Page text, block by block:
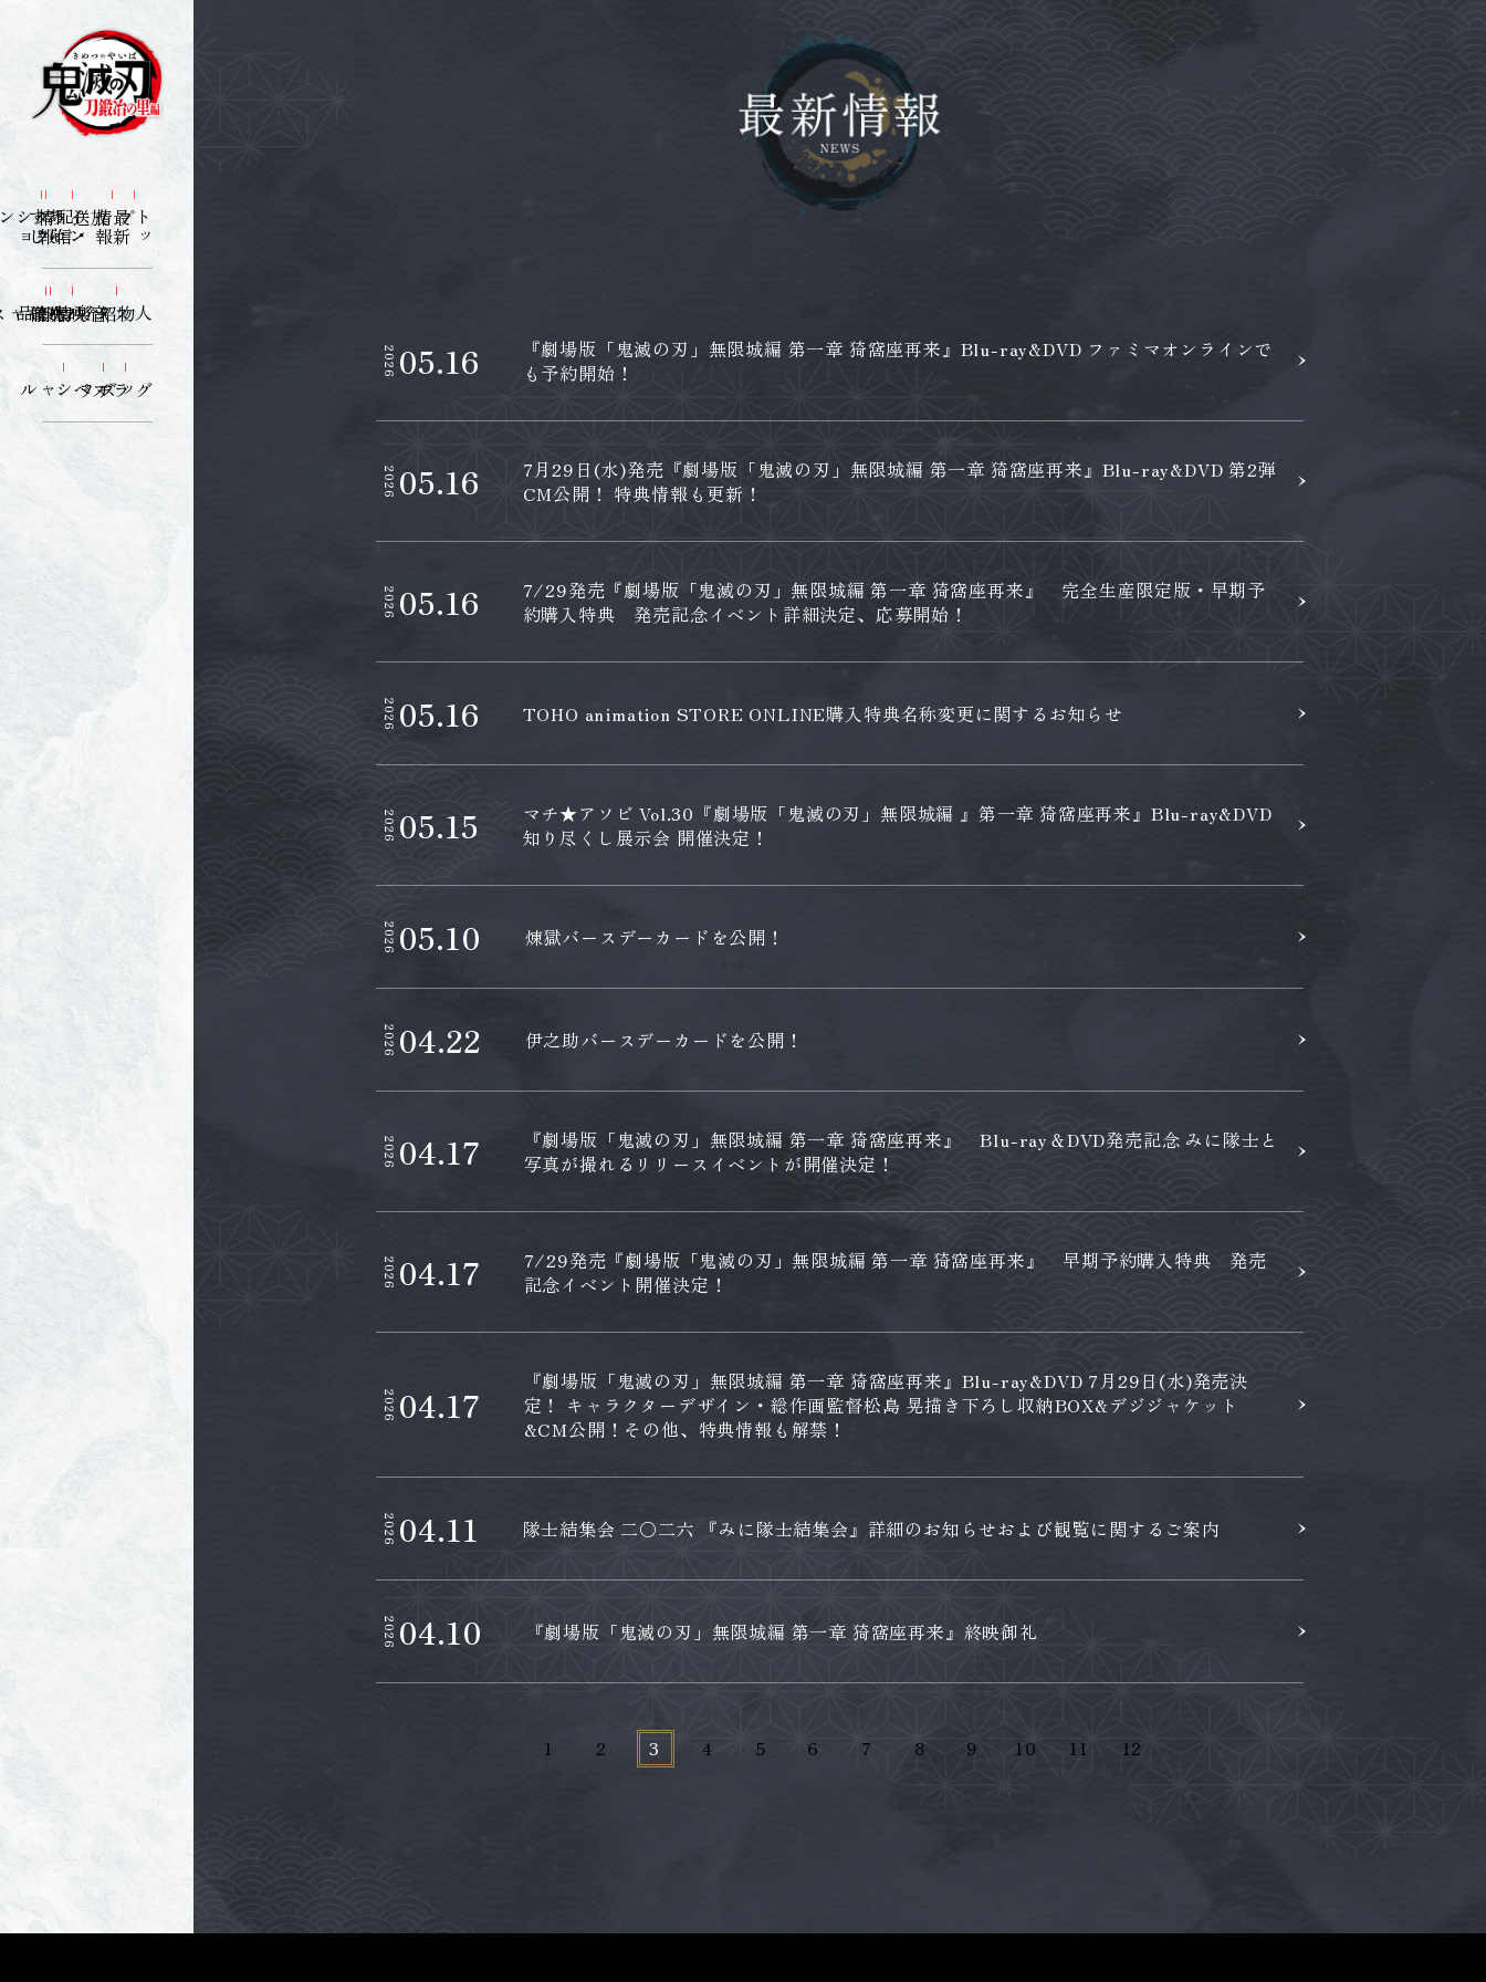
ト
ッ
プ
最
新
情
報
放送
・
配
信
情
報イ
ン
ト
ロ
ダ
ク
シ
ョ
あ
ら
す
じ
人物紹介
音楽情報
映像商品映像
グッズ
ラヂヲ
スペシャル
2026 05.16
『劇場版「鬼滅の刃」無限城編 第一章 猗窩座再来』Blu-ray&DVD ファミマオンラインで
も予約開始！
2026 05.16
7月29日(水)発売『劇場版「鬼滅の刃」無限城編 第一章 猗窩座再来』Blu-ray&DVD 第2弾
CM公開！ 特典情報も更新！
2026 05.16
7/29発売『劇場版「鬼滅の刃」無限城編 第一章 猗窩座再来』 完全生産限定版・早期予
約購入特典 発売記念イベント詳細決定、応募開始！
2026 05.16 TOHO animation STORE ONLINE購入特典名称変更に関するお知らせ
2026 05.15
マチ★アソビ Vol.30『劇場版「鬼滅の刃」無限城編 』第一章 猗窩座再来』Blu-ray&DVD
知り尽くし展示会 開催決定！
2026 05.10 煉󠄁獄バースデーカードを公開！
2026 04.22 伊之助バースデーカードを公開！
2026 04.17
『劇場版「鬼滅の刃」無限城編 第一章 猗窩座再来』 Blu-ray＆DVD発売記念 みに隊士と
写真が撮れるリリースイベントが開催決定！
2026 04.17
7/29発売『劇場版「鬼滅の刃」無限城編 第一章 猗窩座再来』 早期予約購入特典 発売
記念イベント開催決定！
2026 04.17
『劇場版「鬼滅の刃」無限城編 第一章 猗窩座再来』Blu-ray&DVD 7月29日(水)発売決
定！ キャラクターデザイン・総作画監督松島 晃描き下ろし収納BOX&デジジャケット
&CM公開！その他、特典情報も解禁！
2026 04.11 隊士結集会 二〇二六 『みに隊士結集会』詳細のお知らせおよび観覧に関するご案内
2026 04.10 『劇場版「鬼滅の刃」無限城編 第一章 猗窩座再来』終映御礼
1 2 3 4 5 6 7 8 9 10 11 12